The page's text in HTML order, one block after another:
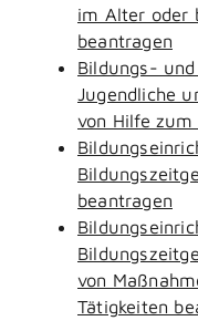
im Alter oder
beantragen
Bildungs-
Jugendliche
von Hilfe
beantragen
von
Tätigkeiten